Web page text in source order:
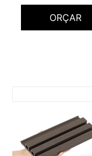
ORÇAR